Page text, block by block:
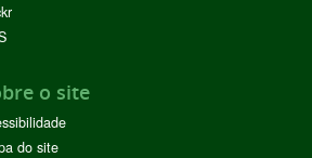
o site
do site